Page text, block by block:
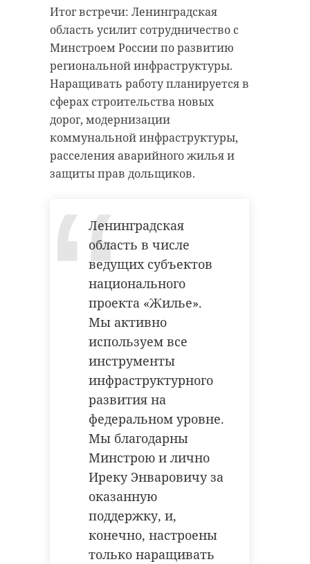
Итог встречи: Ленинградская
область усилит сотрудничество с
Минстроем России по развитию
региональной инфраструктуры.
Наращивать работу планируется в
сферах строительства новых
дорог, модернизации
коммунальной инфраструктуры,
расселения аварийного жилья и
защиты прав дольщиков.
Ленинградская
область в числе
ведущих субъектов
национального
проекта «Жилье».
Мы активно
используем все
инструменты
инфраструктурного
развития на
федеральном уровне.
Мы благодарны
Минстрою и лично
Иреку Энваровичу за
оказанную
поддержку, и,
конечно, настроены
только наращивать
«Команда Первых» боролись 215
команд со всей России.
Соревнования проводились в пяти
компетенциях. Конкуренция была
серьезной: в каждой номинации
за медали боролись 43 команды.
конкурс
педагогический колледж
Поделиться статьей:
РЕКОМЕНДУЕМ
Юный житель
Приозерского
района стал
финалистом прое
малых
Специалисты Россельхознадзора
установили, что даты выработки
сыра, указанные в импортном
ветеринарном сертификате и на
маркировочной этикетке,
отличаются. Это является
нарушением, - рассказали в
четверг, 23 ноября, в пресс-службе
ведомства.
Инспекторы Управления отобрали
качества и безопасности. До
получения результатов
лабораторных исследований груз
будет оставаться на территории
склада временного хранения в
Ленинградской области.
Фото: freepik.com
россельхознадзор
продукты
Поделиться статьей: